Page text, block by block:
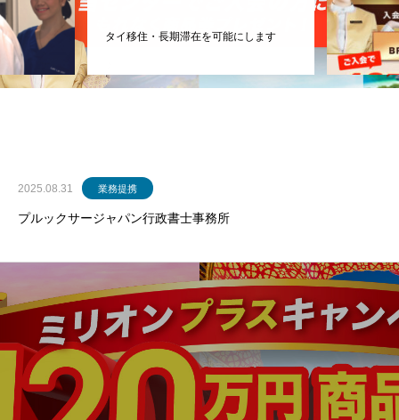
入出国時には空港でのVIP待遇も
2025.08.31 業務提携
プルックサージャパン行政書士事務所